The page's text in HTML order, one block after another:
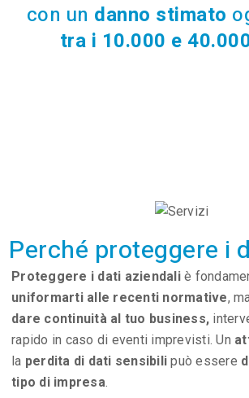
con un danno stimato
tra i 10.000 e
Perché proteggere i
Proteggere i dati aziendaliè
uniformarti alle recenti normative,
dare continuità al tuo business,
rapido in caso di eventi imprevisti. Un
la perdita di dati sensibili può essere
tipo di impresa.